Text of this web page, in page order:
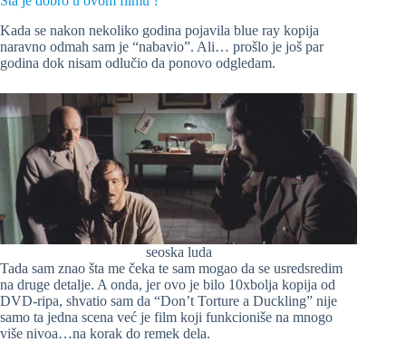
Kada se nakon nekoliko godina pojavila blue ray kopija
naravno odmah sam je “nabavio”. Ali… prošlo je još par
godina dok nisam odlučio da ponovo odgledam.
seoska luda
Tada sam znao šta me čeka te sam mogao da se usredsredim
na druge detalje. A onda, jer ovo je bilo 10xbolja kopija od
DVD-ripa, shvatio sam da “Don’t Torture a Duckling” nije
samo ta jedna scena već je film koji funkcioniše na mnogo
više nivoa…na korak do remek dela.